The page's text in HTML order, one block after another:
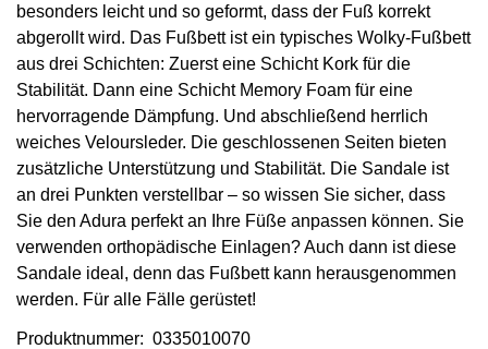
besonders leicht und so geformt, dass der Fuß korrekt
abgerollt wird. Das Fußbett ist ein typisches Wolky-Fußbett
aus drei Schichten: Zuerst eine Schicht Kork für die
Stabilität. Dann eine Schicht Memory Foam für eine
hervorragende Dämpfung. Und abschließend herrlich
weiches Veloursleder. Die geschlossenen Seiten bieten
zusätzliche Unterstützung und Stabilität. Die Sandale ist
an drei Punkten verstellbar – so wissen Sie sicher, dass
Sie den Adura perfekt an Ihre Füße anpassen können. Sie
verwenden orthopädische Einlagen? Auch dann ist diese
Sandale ideal, denn das Fußbett kann herausgenommen
werden. Für alle Fälle gerüstet!
Produktnummer: 0335010070